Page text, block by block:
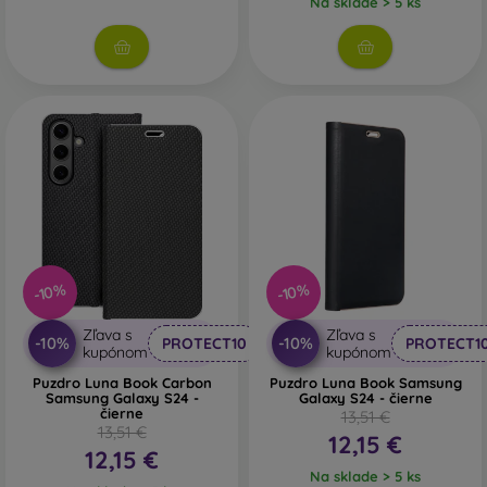
-10%
-10%
Zľava s
kupónom
PROTECT10
Puzdro Luna Book Carbon
Samsung Galaxy S24 -
čierne
13,51 €
12,15 €
-10%
-10%
Zľava s
kupónom
Puzdro Luna Book Samsung
Galaxy S24 - čierne
13,51 €
12,15 €
Na sklade > 5 ks